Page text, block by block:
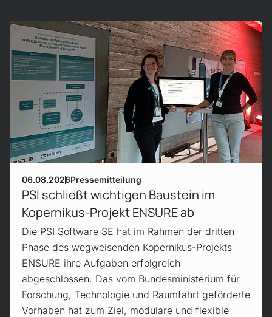
06.08.2026Pressemitteilung
PSI schließt wichtigen Baustein im
Kopernikus-Projekt ENSURE ab
Die PSI Software SE hat im Rahmen der dritten
Phase des wegweisenden Kopernikus-Projekts
ENSURE ihre Aufgaben erfolgreich
abgeschlossen. Das vom Bundesministerium für
Forschung, Technologie und Raumfahrt geförderte
Vorhaben hat zum Ziel, modulare und flexible
Mehr erfahren!